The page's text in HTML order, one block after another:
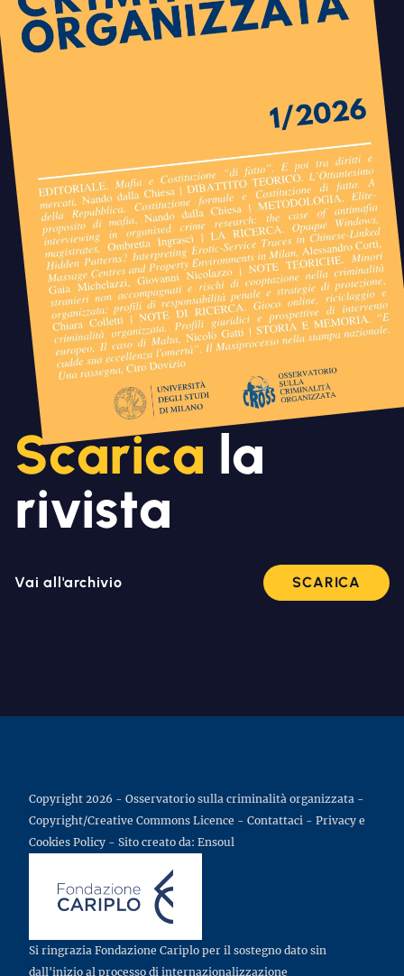
Scarica la
rivista
Vai all'archivio SCARICA
Copyright 2026 - Osservatorio sulla criminalità organizzata -
Copyright/Creative Commons Licence - Contattaci - Privacy e
Cookies Policy - Sito creato da: Ensoul
Si ringrazia Fondazione Cariplo per il sostegno dato sin
dall'inizio al processo di internazionalizzazione